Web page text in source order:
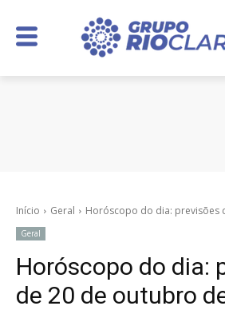
Início Geral Horóscopo do dia: previsões
Geral
Horóscopo do dia:
de 20 de outubro